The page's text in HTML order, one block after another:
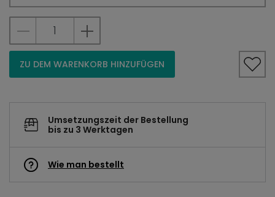
ZU DEM WARENKORB HINZUFÜGEN
Umsetzungszeit der Bestellung
bis zu 3 Werktagen
Wie man bestellt